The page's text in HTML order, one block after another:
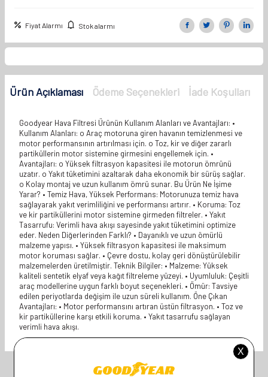
Fiyat Alarmı Stok alarmı
Ürün Açıklaması Ödeme Seçenekleri İade Koşulları
Goodyear Hava Filtresi Ürünün Kullanım Alanları ve Avantajları: •
Kullanım Alanları: o Araç motoruna giren havanın temizlenmesi ve
motor performansının artırılması için. o Toz, kir ve diğer zararlı
partiküllerin motor sistemine girmesini engellemek için. •
Avantajları: o Yüksek filtrasyon kapasitesi ile motorun ömrünü
uzatır. o Yakıt tüketimini azaltarak daha ekonomik bir sürüş sağlar.
o Kolay montaj ve uzun kullanım ömrü sunar. Bu Ürün Ne İşime
Yarar? • Temiz Hava, Yüksek Performans: Motorunuza temiz hava
sağlayarak yakıt verimliliğini ve performansı artırır. • Koruma: Toz
ve kir partiküllerini motor sistemine girmeden filtreler. • Yakıt
Tasarrufu: Verimli hava akışı sayesinde yakıt tüketimini optimize
eder. Neden Diğerlerinden Farklı? • Dayanıklı ve uzun ömürlü
malzeme yapısı. • Yüksek filtrasyon kapasitesi ile maksimum
motor koruması sağlar. • Çevre dostu, kolay geri dönüştürülebilir
malzemelerden üretilmiştir. Teknik Bilgiler: • Malzeme: Yüksek
kaliteli sentetik elyaf veya kağıt filtreleme yüzeyi. • Uyumluluk: Çeşitli
araç modellerine uygun farklı boyut seçenekleri. • Ömür: Tavsiye
edilen periyotlarda değişim ile uzun süreli kullanım. Öne Çıkan
Avantajları: • Motor performansını artıran üstün filtrasyon. • Toz ve
kir partiküllerine karşı etkili koruma. • Yakıt tasarrufu sağlayan
verimli hava akışı.
İlgili Ürünler